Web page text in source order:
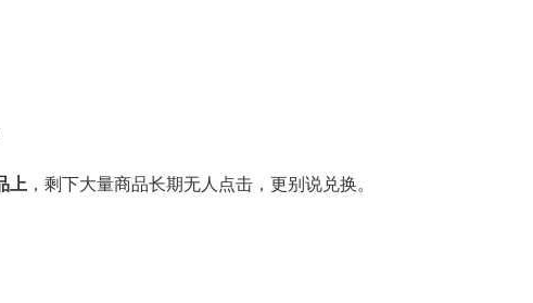
上 ，剩下大量商品长期无人点击，更别说兑换。